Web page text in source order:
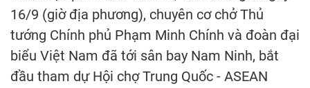
16/9 (giờ địa phương), chuyên cơ chở Thủ
tướng Chính phủ Phạm Minh Chính và đoàn đại
biểu Việt Nam đã tới sân bay Nam Ninh, bắt
đầu tham dự Hội chợ Trung Quốc - ASEAN